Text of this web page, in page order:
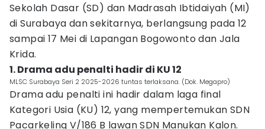
Sekolah Dasar (SD) dan Madrasah Ibtidaiyah (MI)
di Surabaya dan sekitarnya, berlangsung pada 12
sampai 17 Mei di Lapangan Bogowonto dan Jala
Krida.
1. Drama adu penalti hadir di KU 12
MLSC Surabaya Seri 2 2025-2026 tuntas terlaksana. (Dok. Megapro)
Drama adu penalti ini hadir dalam laga final
Kategori Usia (KU) 12, yang mempertemukan SDN
Pacarkeling V/186 B lawan SDN Manukan Kalon.